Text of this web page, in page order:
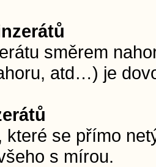
směrem
atd…) je
které se přímo
s mírou.